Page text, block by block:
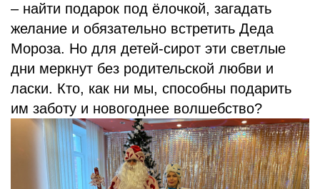
– найти подарок под ёлочкой, загадать
желание и обязательно встретить Деда
Мороза. Но для детей-сирот эти светлые
дни меркнут без родительской любви и
ласки. Кто, как ни мы, способны подарить
им заботу и новогоднее волшебство?